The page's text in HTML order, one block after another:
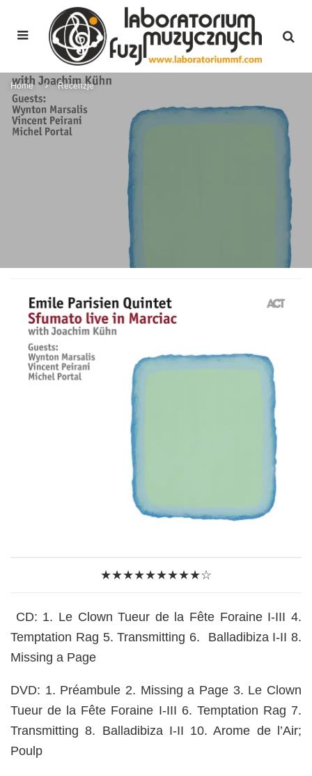
Home Recenzje
★★★★★★★★★☆
CD: 1. Le Clown Tueur de la Fête Foraine I-III 4.
Temptation Rag 5. Transmitting 6. Balladibiza I-II 8.
Missing a Page
DVD: 1. Préambule 2. Missing a Page 3. Le Clown
Tueur de la Fête Foraine I-III 6. Temptation Rag 7.
Transmitting 8. Balladibiza I-II 10. Arome de l’Air;
Poulp